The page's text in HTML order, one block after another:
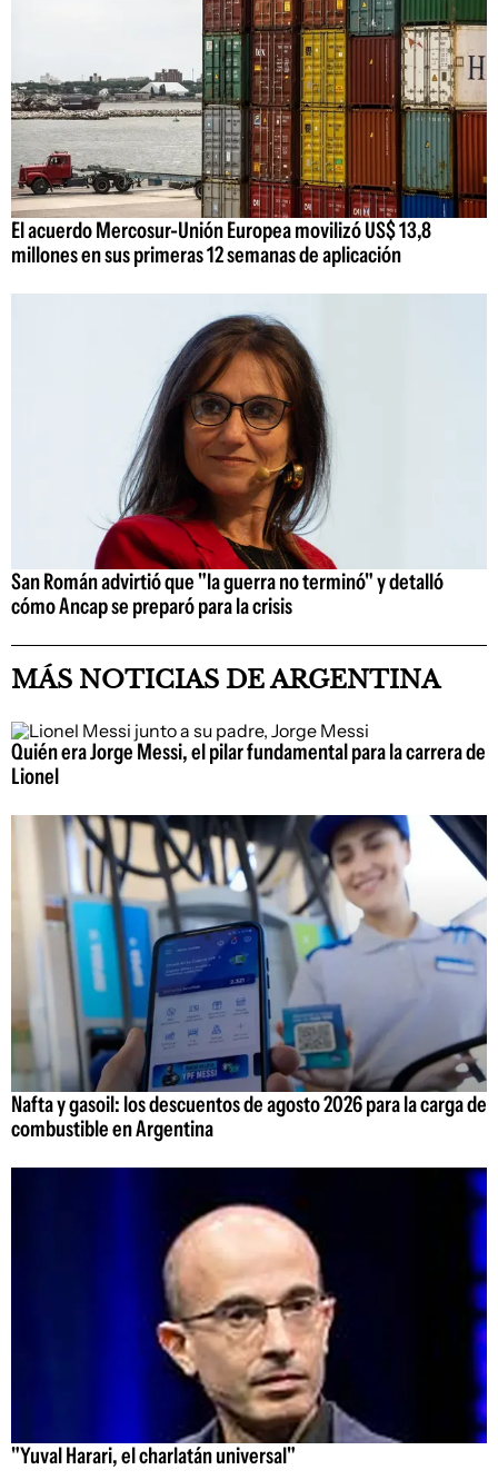
El acuerdo Mercosur-Unión Europea movilizó US$ 13,8
millones en sus primeras 12 semanas de aplicación
San Román advirtió que "la guerra no terminó" y detalló
cómo Ancap se preparó para la crisis
MÁS NOTICIAS DE ARGENTINA
Quién era Jorge Messi, el pilar fundamental para la carrera de
Lionel
Nafta y gasoil: los descuentos de agosto 2026 para la carga de
combustible en Argentina
"Yuval Harari, el charlatán universal"